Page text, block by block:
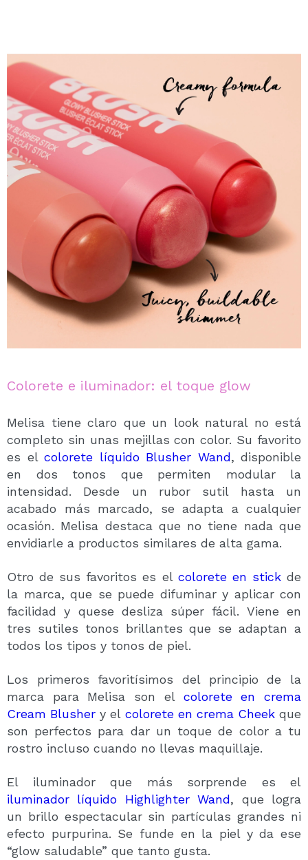
Colorete e iluminador: el toque glow
Melisa tiene claro que un look natural no está
completo sin unas mejillas con color. Su favorito
es el colorete líquido Blusher Wand, disponible
en dos tonos que permiten modular la
intensidad. Desde un rubor sutil hasta un
acabado más marcado, se adapta a cualquier
ocasión. Melisa destaca que no tiene nada que
envidiarle a productos similares de alta gama.
Otro de sus favoritos es el colorete en stickde
la marca, que se puede difuminar y aplicar con
facilidad y quese desliza súper fácil. Viene en
tres sutiles tonos brillantes que se adaptan a
todos los tipos y tonos de piel.
Los primeros favoritísimos del principio de la
marca para Melisa son el colorete en crema
Cream Blusher y el colorete en crema Cheek que
son perfectos para dar un toque de color a tu
rostro incluso cuando no llevas maquillaje.
El iluminador que más sorprende es el
iluminador líquido Highlighter Wand, que logra
un brillo espectacular sin partículas grandes ni
efecto purpurina. Se funde en la piel y da ese
“glow saludable” que tanto gusta.